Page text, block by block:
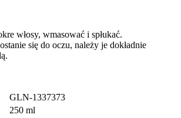
włosy, wmasować i spłukać.
się do oczu, należy je dokładnie
GLN-1337373
250 ml